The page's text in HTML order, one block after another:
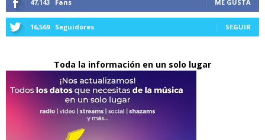
47,143 Fans ME GUSTA
16,569 Seguidores SEGUIR
Toda la información en un solo lugar